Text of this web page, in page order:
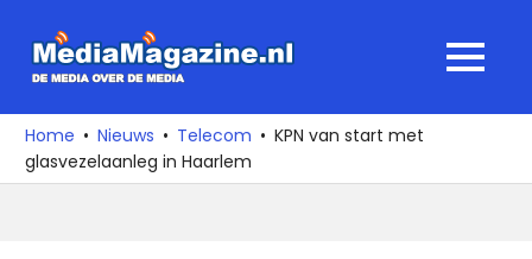
naar
media
over
de
MENU
Home Nieuws Telecom
KPN van start met
glasvezelaanleg in Haarlem